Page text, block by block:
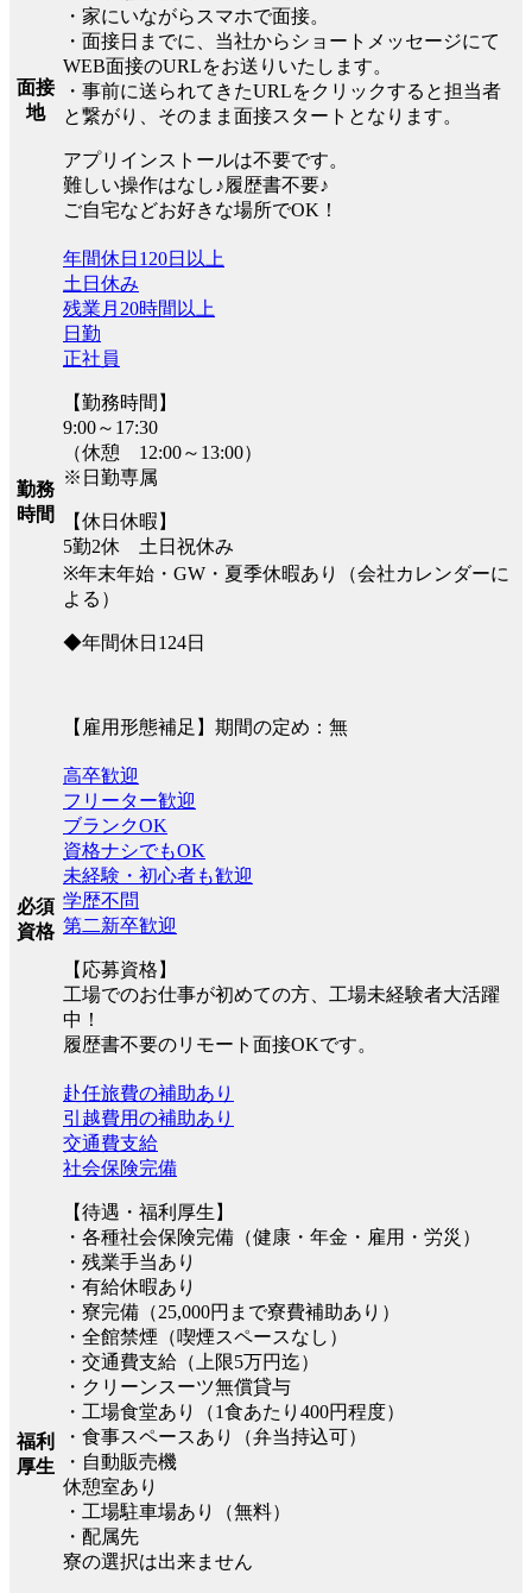
面接
地
・家にいながらスマホで面接。
・面接日までに、当社からショートメッセージにて
WEB面接のURLをお送りいたします。
・事前に送られてきたURLをクリックすると担当者
と繋がり、そのまま面接スタートとなります。
アプリインストールは不要です。
難しい操作はなし♪履歴書不要♪
ご自宅などお好きな場所でOK！
勤務
時間
年間休日120日以上
土日休み
残業月20時間以上
日勤
正社員
【勤務時間】
9:00～17:30
（休憩 12:00～13:00）
※日勤専属
【休日休暇】
5勤2休 土日祝休み
※年末年始・GW・夏季休暇あり（会社カレンダーに
よる）
◆年間休日124日
【雇用形態補足】期間の定め：無
必須
資格
高卒歓迎
フリーター歓迎
ブランクOK
資格ナシでもOK
未経験・初心者も歓迎
学歴不問
第二新卒歓迎
【応募資格】
工場でのお仕事が初めての方、工場未経験者大活躍
中！
履歴書不要のリモート面接OKです。
福利
厚生
赴任旅費の補助あり
引越費用の補助あり
交通費支給
社会保険完備
【待遇・福利厚生】
・各種社会保険完備（健康・年金・雇用・労災）
・残業手当あり
・有給休暇あり
・寮完備（25,000円まで寮費補助あり）
・全館禁煙（喫煙スペースなし）
・交通費支給（上限5万円迄）
・クリーンスーツ無償貸与
・工場食堂あり（1食あたり400円程度）
・食事スペースあり（弁当持込可）
・自動販売機
休憩室あり
・工場駐車場あり（無料）
・配属先
寮の選択は出来ません